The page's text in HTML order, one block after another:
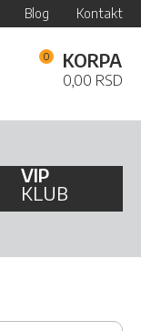
Blog Kontakt
KORPA
0,00 RSD
VIP
KLUB